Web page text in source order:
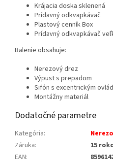
Krájacia doska sklenená
Prídavný odkvapkávač
Plastový cenník Box
Prídavný odkvapkávač
Balenie obsahuje:
Nerezový drez
Výpust s prepadom
Sifón s excentrickým
Montážny materiál
Dodatočné parametre
Kategória:
Záruka:
15
EAN: